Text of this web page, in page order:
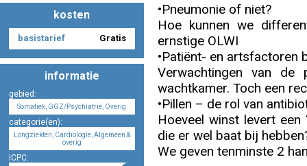
Nascholing aanmelden
Zoek op kaart
kosten
basistarief Gratis
informatie
gebied:
Somatiek, GGZ/Psychiatrie, Overig
categorie(ën):
Longziekten, Cardiologie, Algemeen &
overig
ICPC:
•Pneumonie of niet?
Hoe kunnen we
ernstige OLWI
•Patiënt- en artsfactoren
Verwachtingen van de
wachtkamer. Toch een
•Pillen – de rol van
Hoeveel winst levert een
die er wel baat bij
We geven tenminste 2